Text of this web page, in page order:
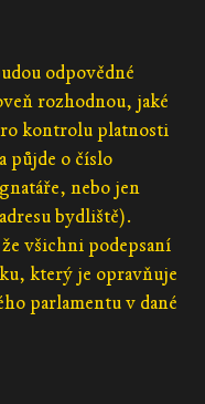
odpovědné
rozhodnou, jaké
kontrolu platnosti
půjde o číslo
nebo jen
bydliště).
všichni podepsaní
který je opravňuje
parlamentu v dané